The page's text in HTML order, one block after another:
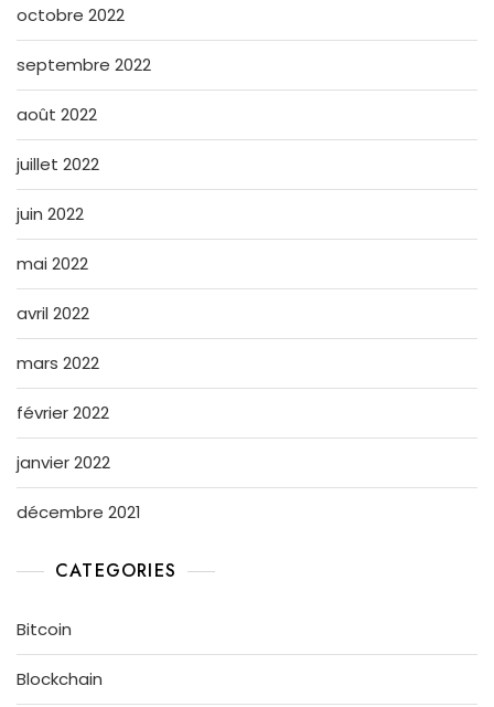
octobre 2022
septembre 2022
août 2022
juillet 2022
juin 2022
mai 2022
avril 2022
mars 2022
février 2022
janvier 2022
décembre 2021
CATEGORIES
Bitcoin
Blockchain